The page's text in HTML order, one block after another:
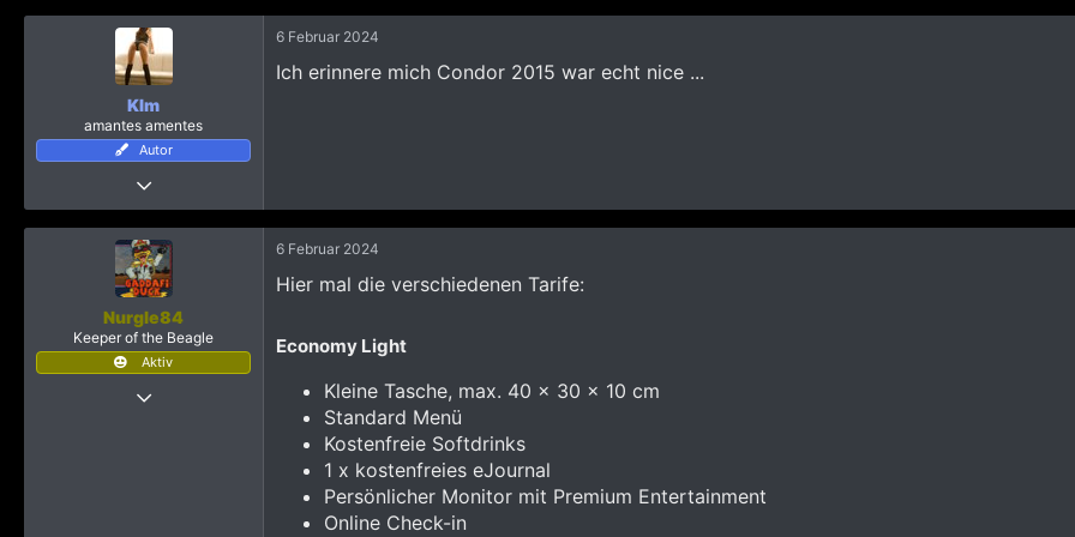
k
t
o
KIm
amantes amentes
Autor
9 Oktober 2015
6.249
6 Februar 2024
Ich erinnere mich Condor 2015 war echt nice ...
Nurgle84
Keeper of the Beagle
Aktiv
6 Februar 2024
Hier mal die verschiedenen Tarife:
Economy Light​
Kleine Tasche, max. 40 x 30 x 10 cm
Standard Menü
Kostenfreie Softdrinks
1 x kostenfreies eJournal
Persönlicher Monitor mit Premium Entertainment
Online Check-in